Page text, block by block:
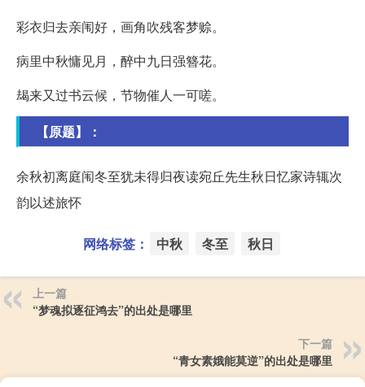
彩衣归去亲闱好，画角吹残客梦赊。
病里中秋慵见月，醉中九日强簪花。
朅来又过书云候，节物催人一可嗟。
【原题】：
余秋初离庭闱冬至犹未得归夜读宛丘先生秋日忆家诗辄次
韵以述旅怀
网络标签： 中秋 冬至 秋日
上一篇
“梦魂拟逐征鸿去”的出处是哪里
下一篇
“青女素娥能莫逆”的出处是哪里